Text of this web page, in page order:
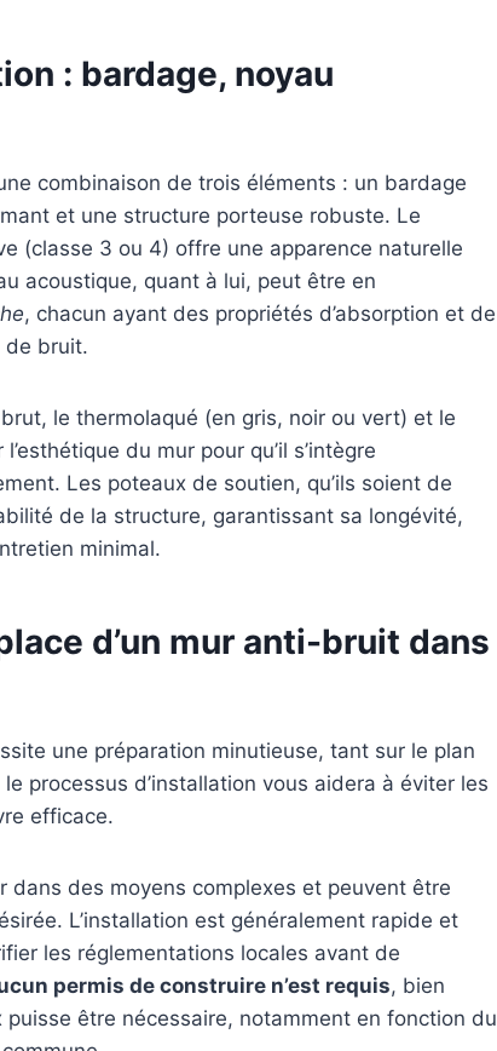
: bardage, noyau
combinaison de trois éléments : un bardage
et une structure porteuse robuste. Le
(classe 3 ou 4) offre une apparence naturelle
acoustique, quant à lui, peut être en
, chacun ayant des propriétés d’absorption et de
de bruit.
le thermolaqué (en gris, noir ou vert) et le
du mur pour qu’il s’intègre
Les poteaux de soutien, qu’ils soient de
de la structure, garantissant sa longévité,
minimal.
d’un mur anti-bruit dans
une préparation minutieuse, tant sur le plan
processus d’installation vous aidera à éviter les
efficace.
dans des moyens complexes et peuvent être
L’installation est généralement rapide et
les réglementations locales avant de
permis de construire n’est requis, bien
puisse être nécessaire, notamment en fonction du